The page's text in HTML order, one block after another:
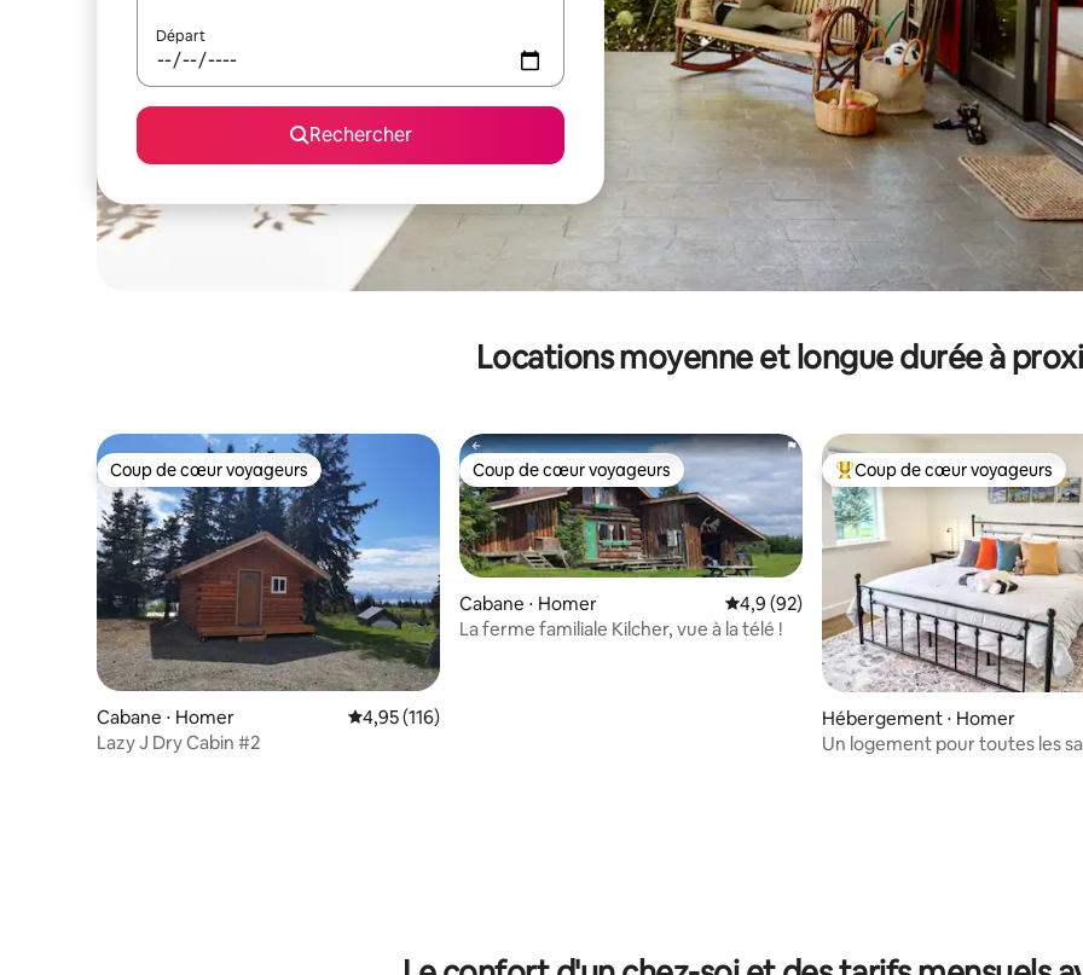
Départ
Rechercher
Locations moyenne et longue durée à
Coup de cœur voyageurs
Coup de cœur voyageurs
Cabane ⋅ Homer Évaluation moyenne sur la base de 116 commentaires : 4,95 sur 5
4,95 (116)
Lazy J Dry Cabin #2
Coup de cœur voyageurs
Coup de cœur voyageurs
Cabane ⋅ Homer Évaluation moyenne sur la base de 92
4,9 (92)
La ferme familiale Kilcher, vue à la télé !
Coups de cœur voyageurs les
Coup de cœur voyageurs
Hébergement ⋅ Homer
Un logement pour toutes les